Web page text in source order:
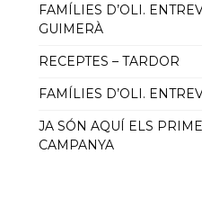
FAMÍLIES D’OLI.
GUIMERÀ
RECEPTES – TARDOR
FAMÍLIES D’OLI.
JA SÓN AQUÍ ELS
CAMPANYA